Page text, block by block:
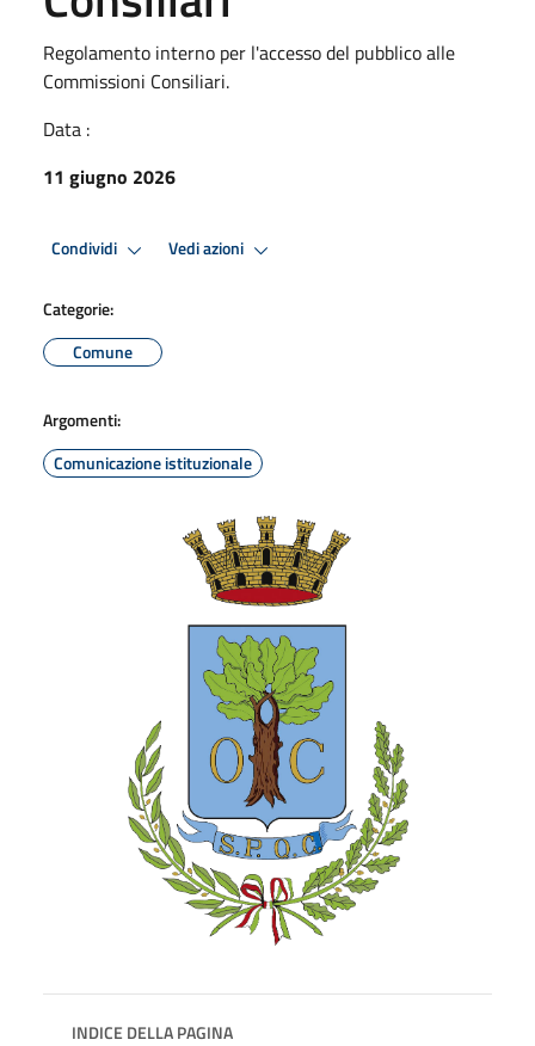
Regolamento interno per l'accesso del pubblico alle
Commissioni Consiliari.
Data :
11 giugno 2026
Condividi Vedi azioni
Categorie:
Comune
Argomenti:
Comunicazione istituzionale
INDICE DELLA PAGINA